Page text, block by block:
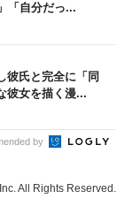
「自分だっ...
彼氏と完全に「同
彼女を描く漫...
by
All Rights Reserved.